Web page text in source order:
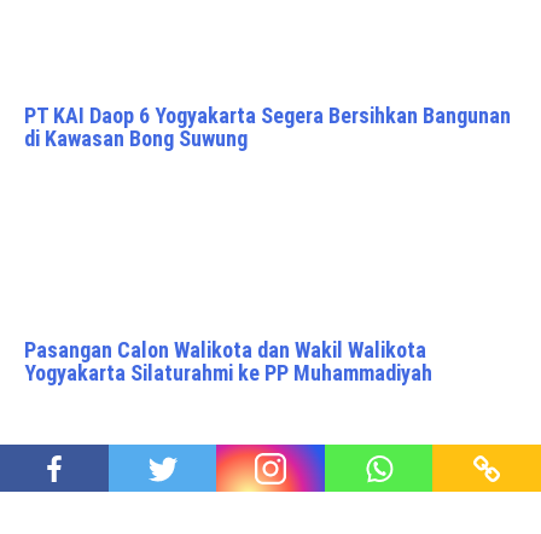
PT KAI Daop 6 Yogyakarta Segera Bersihkan Bangunan
di Kawasan Bong Suwung
Pasangan Calon Walikota dan Wakil Walikota
Yogyakarta Silaturahmi ke PP Muhammadiyah